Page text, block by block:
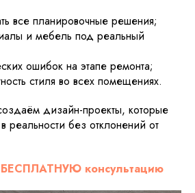
все планировочные решения;
и мебель под реальный
ошибок на этапе ремонта;
стиля во всех помещениях.
дизайн-проекты, которые
реальности без отклонений от
БЕСПЛАТНУЮ консультацию